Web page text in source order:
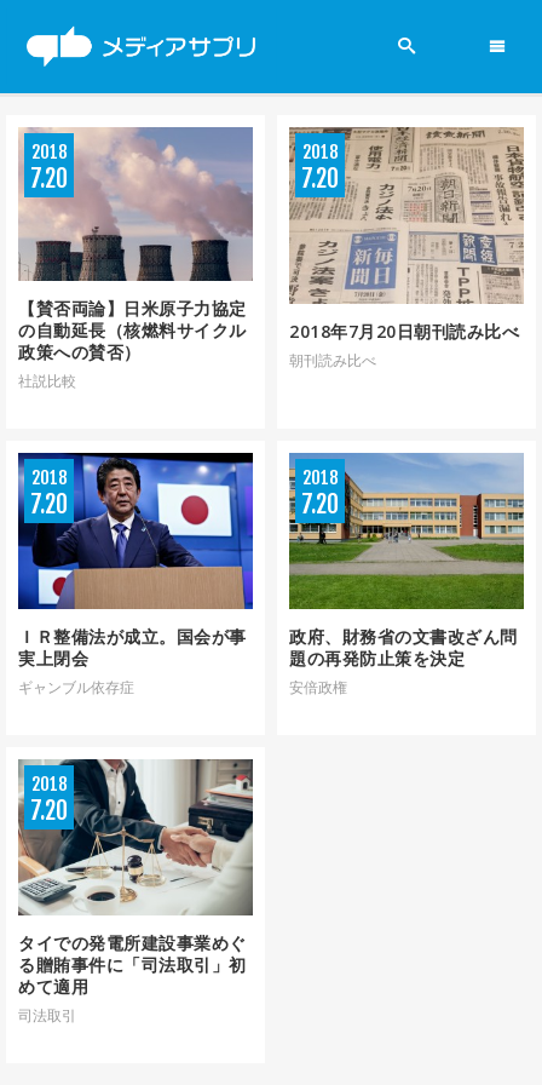
2019参院選
ニュース
政党
新聞
賛否両論
メディアの現場
ニュース用語解説
【賛否両論】日米原子力協定
の自動延長（核燃料サイクル
政策への賛否）
2018
7 20
社説比較
2018年7月20日朝刊読み比べ
2018
7 20
朝刊読み比べ
ＩＲ整備法が成立。国会が事
実上閉会
2018
7 20
ギャンブル依存症
政府、財務省の文書改ざん問
題の再発防止策を決定
2018
7 20
安倍政権
タイでの発電所建設事業めぐ
る贈賄事件に「司法取引」初
めて適用
2018
7 20
司法取引